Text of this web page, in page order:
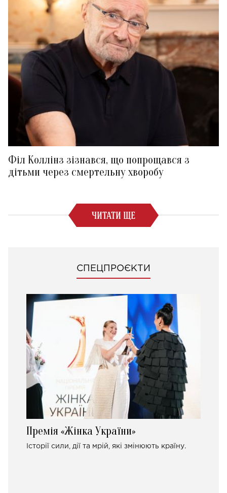
Філ Коллінз зізнався, що попрощався з
дітьми через смертельну хворобу
ЧИТАТИ ЩЕ
СПЕЦПРОЄКТИ
Премія «Жінка України»
Історії сили, дії та мрій, які змінюють країну.